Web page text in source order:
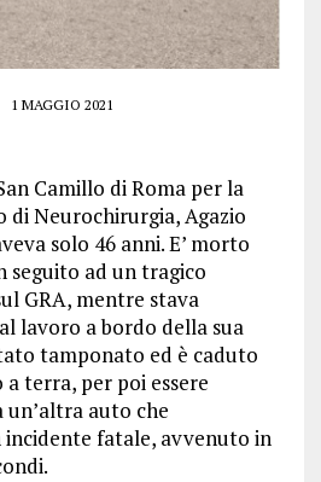
1 MAGGIO 2021
Camillo di Roma per la
di Neurochirurgia, Agazio
solo 46 anni. E’ morto
seguito ad un tragico
GRA, mentre stava
lavoro a bordo della sua
tamponato ed è caduto
terra, per poi essere
auto che
incidente fatale, avvenuto in